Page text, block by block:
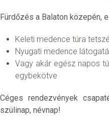
Fürdőzés a Balaton közepén,
Keleti medence túra
Nyugati medence
Vagy akár egész napos
egybekötve
Céges rendezvények
szülinap, névnap!